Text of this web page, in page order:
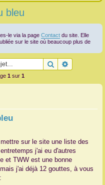
e
bleu
le via la page Contact du site. Elle
sur le site où beaucoup plus de
Rechercher
1 sur 1
sur le site une liste des
j'ai eu d'autres
et TWW est une bonne
j'ai déjà 12 gouttes, à vous